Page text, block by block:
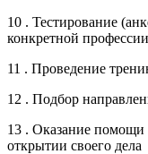
10 . Тестирование
конкретной
11 . Проведение
12 . Подбор
13 . Оказание помощи
открытии своего дела